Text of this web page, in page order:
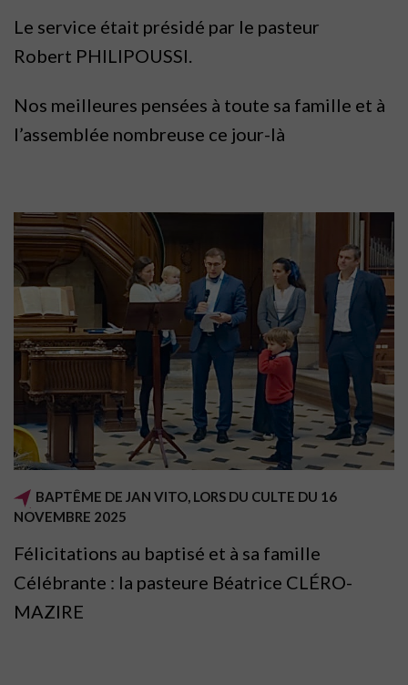
Le service était présidé par le pasteur
Robert PHILIPOUSSI.
Nos meilleures pensées à toute sa famille et à
l’assemblée nombreuse ce jour-là
BAPTÊME DE JAN VITO, LORS DU CULTE DU 16
NOVEMBRE 2025
Félicitations au baptisé et à sa famille
Célébrante : la pasteure Béatrice CLÉRO-
MAZIRE